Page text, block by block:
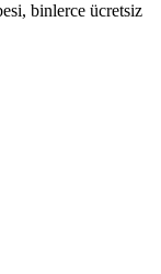
binlerce ücretsiz